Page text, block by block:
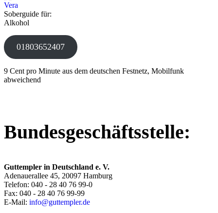
Vera
Soberguide für:
Alkohol
01803652407
9 Cent pro Minute aus dem deutschen Festnetz, Mobilfunk
abweichend
Bundesgeschäftsstelle:
Guttempler in Deutschland e. V.
Adenauerallee 45, 20097 Hamburg
Telefon: 040 - 28 40 76 99-0
Fax: 040 - 28 40 76 99-99
E-Mail: info@guttempler.de